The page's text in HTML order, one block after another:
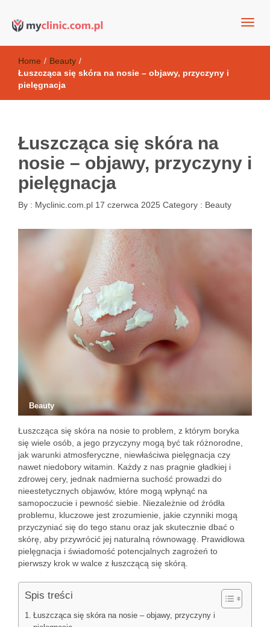
Kosmetyki antyoksydacyjne
Home / Beauty /
Łuszcząca się skóra na nosie – objawy, przyczyny i
pielęgnacja
Łuszcząca się skóra na
nosie – objawy, przyczyny i
pielęgnacja
By : Myclinic.com.pl 17 czerwca 2025 Category : Beauty
Beauty
Łuszcząca się skóra na nosie to problem, z którym boryka
się wiele osób, a jego przyczyny mogą być tak różnorodne,
jak warunki atmosferyczne, niewłaściwa pielęgnacja czy
nawet niedobory witamin. Każdy z nas pragnie gładkiej i
zdrowej cery, jednak nadmierna suchość prowadzi do
nieestetycznych objawów, które mogą wpłynąć na
samopoczucie i pewność siebie. Niezależnie od źródła
problemu, kluczowe jest zrozumienie, jakie czynniki mogą
przyczyniać się do tego stanu oraz jak skutecznie dbać o
skórę, aby przywrócić jej naturalną równowagę. Prawidłowa
pielęgnacja i świadomość potencjalnych zagrożeń to
pierwszy krok w walce z łuszczącą się skórą.
Spis treści
Łuszcząca się skóra na nosie – objawy, przyczyny i